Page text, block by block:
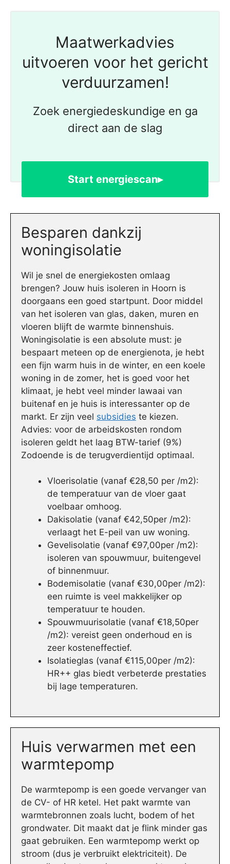
Maatwerkadvies
uitvoeren voor het gericht
verduurzamen!
Zoek energiedeskundige en ga
direct aan de slag
Start energiescan▸
Besparen dankzij
woningisolatie
Wil je snel de energiekosten omlaag
brengen? Jouw huis isoleren in Hoorn is
doorgaans een goed startpunt. Door middel
van het isoleren van glas, daken, muren en
vloeren blijft de warmte binnenshuis.
Woningisolatie is een absolute must: je
bespaart meteen op de energienota, je hebt
een fijn warm huis in de winter, en een koele
woning in de zomer, het is goed voor het
klimaat, je hebt veel minder lawaai van
buitenaf en je huis is interessanter op de
markt. Er zijn veel subsidies te kiezen.
Advies: voor de arbeidskosten rondom
isoleren geldt het laag BTW-tarief (9%)
Zodoende is de terugverdientijd optimaal.
Vloerisolatie (vanaf €28,50 per /m2):
de temperatuur van de vloer gaat
voelbaar omhoog.
Dakisolatie (vanaf €42,50per /m2):
verlaagt het E-peil van uw woning.
Gevelisolatie (vanaf €97,00per /m2):
isoleren van spouwmuur, buitengevel
of binnenmuur.
Bodemisolatie (vanaf €30,00per /m2):
een ruimte is veel makkelijker op
temperatuur te houden.
Spouwmuurisolatie (vanaf €18,50per
/m2): vereist geen onderhoud en is
zeer kosteneffectief.
Isolatieglas (vanaf €115,00per /m2):
HR++ glas biedt verbeterde prestaties
bij lage temperaturen.
Huis verwarmen met een
warmtepomp
De warmtepomp is een goede vervanger van
de CV- of HR ketel. Het pakt warmte van
warmtebronnen zoals lucht, bodem of het
grondwater. Dit maakt dat je flink minder gas
gaat gebruiken. Een warmtepomp werkt op
stroom (dus je verbruikt elektriciteit). De